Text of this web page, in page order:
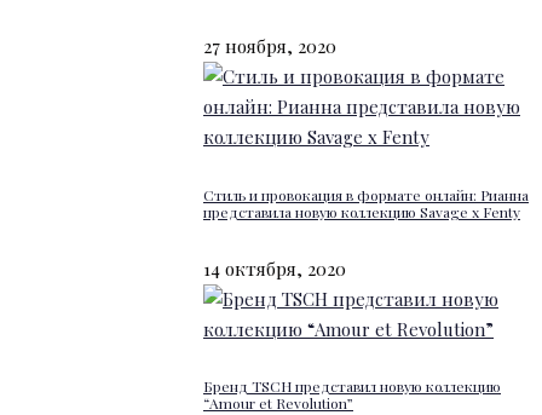
27 ноября, 2020
Стиль и провокация в формате онлайн: Рианна
представила новую коллекцию Savage x Fenty
14 октября, 2020
Бренд TSCH представил новую коллекцию
“Amour et Revolution”